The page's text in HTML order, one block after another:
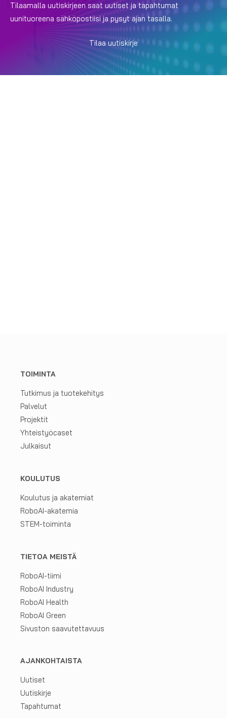
Tilaamalla uutiskirjeen saat uutiset ja tapahtumat
uunituoreena sähköpostiisi ja pysyt ajan tasalla.
Tilaa uutiskirje
TOIMINTA
Tutkimus ja tuotekehitys
Palvelut
Projektit
Yhteistyöcaset
Julkaisut
KOULUTUS
Koulutus ja akatemiat
RoboAI-akatemia
STEM-toiminta
TIETOA MEISTÄ
RoboAI-tiimi
RoboAI Industry
RoboAI Health
RoboAI Green
Sivuston saavutettavuus
AJANKOHTAISTA
Uutiset
Uutiskirje
Tapahtumat